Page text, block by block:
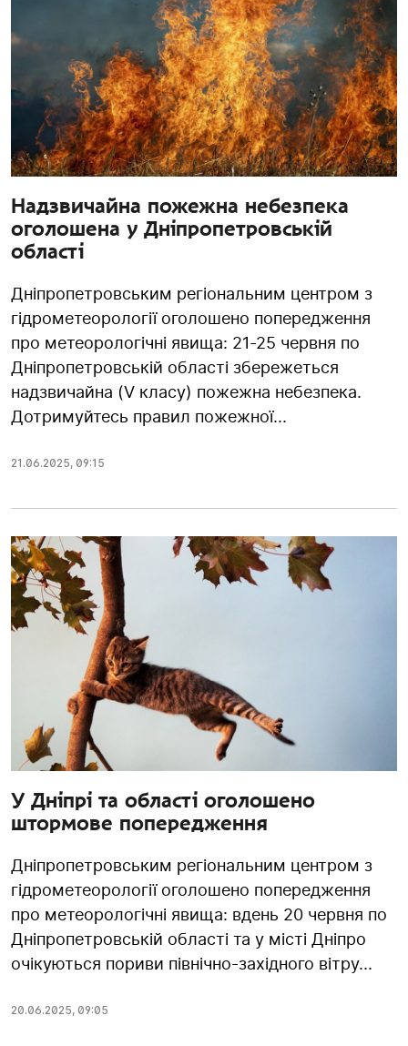
Надзвичайна пожежна небезпека
оголошена у Дніпропетровській
області
Дніпропетровським регіональним центром з
гідрометеорології оголошено попередження
про метеорологічні явища: 21-25 червня по
Дніпропетровській області збережеться
надзвичайна (V класу) пожежна небезпека.
Дотримуйтесь правил пожежної...
21.06.2025, 09:15
У Дніпрі та області оголошено
штормове попередження
Дніпропетровським регіональним центром з
гідрометеорології оголошено попередження
про метеорологічні явища: вдень 20 червня по
Дніпропетровській області та у місті Дніпро
очікуються пориви північно-західного вітру...
20.06.2025, 09:05